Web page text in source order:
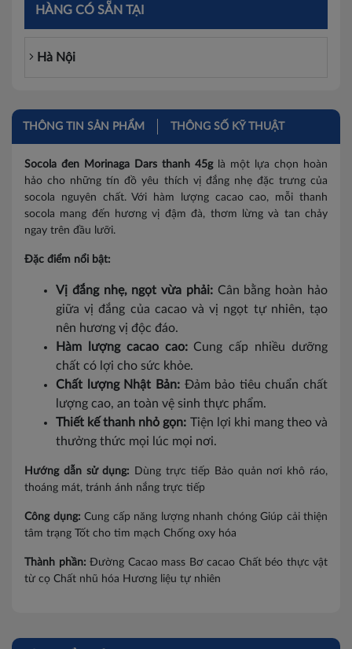
HÀNG CÓ SẴN TẠI
Hà Nội
THÔNG TIN SẢN PHẨM THÔNG SỐ KỸ THUẬT
Socola đen Morinaga Dars thanh 45glà một lựa chọn hoàn
hảo cho những tín đồ yêu thích vị đắng nhẹ đặc trưng của
socola nguyên chất. Với hàm lượng cacao cao, mỗi thanh
socola mang đến hương vị đậm đà, thơm lừng và tan chảy
ngay trên đầu lưỡi.
Đặc điểm nổi bật:
Vị đắng nhẹ, ngọt vừa phải:Cân bằng hoàn hảo
giữa vị đắng của cacao và vị ngọt tự nhiên, tạo
nên hương vị độc đáo.
Hàm lượng cacao cao:Cung cấp nhiều dưỡng
chất có lợi cho sức khỏe.
Chất lượng Nhật Bản:Đảm bảo tiêu chuẩn chất
lượng cao, an toàn vệ sinh thực phẩm.
Thiết kế thanh nhỏ gọn: Tiện lợi khi mang theo và
thưởng thức mọi lúc mọi nơi.
Hướng dẫn sử dụng:
Dùng trực tiếp Bảo quản nơi khô ráo,
thoáng mát, tránh ánh nắng trực tiếp
Công dụng: Cung cấp năng lượng nhanh chóng Giúp cải thiện
tâm trạng Tốt cho tim mạch Chống oxy hóa
Thành phần: Đường Cacao mass Bơ cacao Chất béo thực vật
từ cọ Chất nhũ hóa Hương liệu tự nhiên